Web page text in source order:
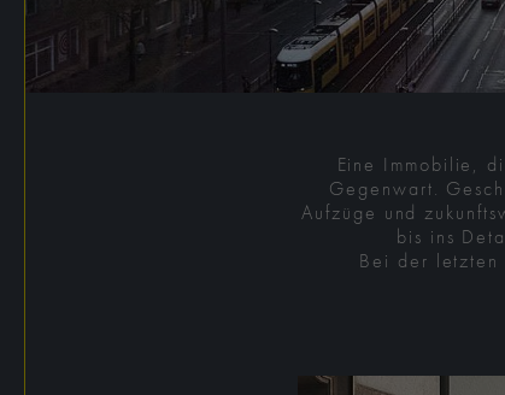
Eine Immobilie,
Gegenwart.
Aufzüge und
bis ins
Bei der letzten